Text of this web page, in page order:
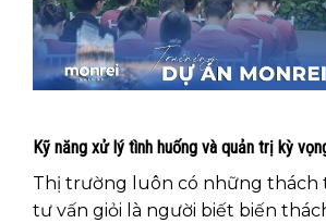
Kỹ năng xử lý tình huống và quản trị kỳ
Thị trường luôn có những thách
tư vấn giỏi là người biết biến